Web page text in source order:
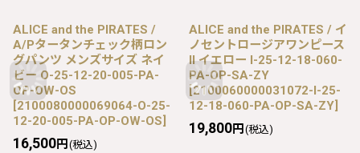
ALICE and the PIRATES /
A/Pタータンチェック柄ロン
グパンツ メンズサイズ ネイ
ビー O-25-12-20-005-PA-
OP-OW-OS
[2100080000069064-O-25-
12-20-005-PA-OP-OW-OS]
16,500円 (税込)
ALICE and the PIRATES / イ
ノセントロージアワンピース
II イエロー I-25-12-18-060-
PA-OP-SA-ZY
[2100060000031072-I-25-
12-18-060-PA-OP-SA-ZY]
19,800円 (税込)